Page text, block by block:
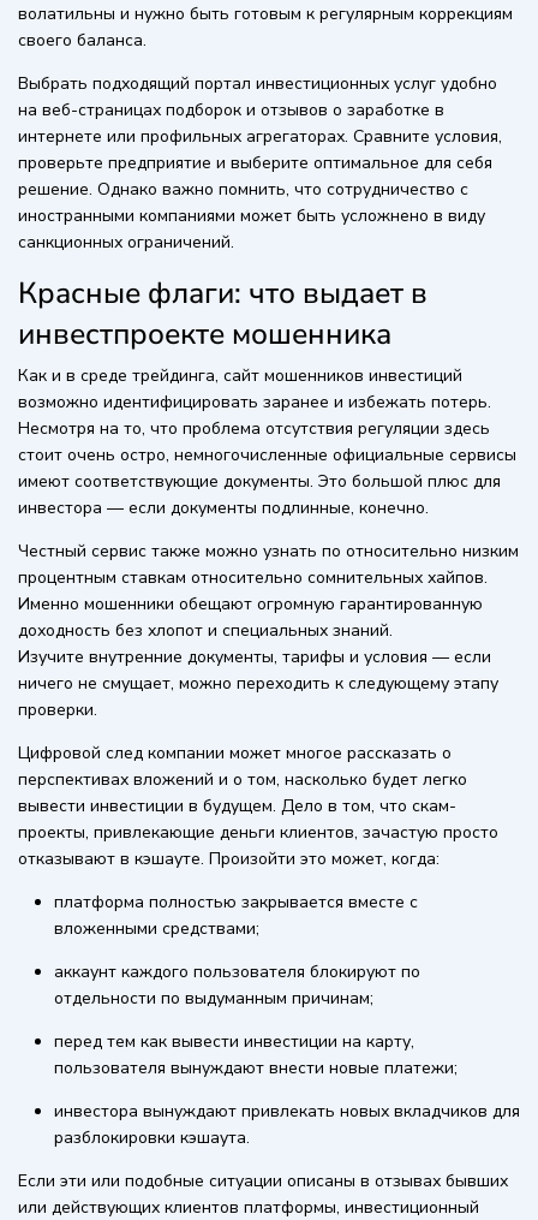
волатильны и нужно быть готовым к регулярным коррекциям
своего баланса.
Выбрать подходящий портал инвестиционных услуг удобно
на веб-страницах подборок и отзывов о заработке в
интернете или профильных агрегаторах. Сравните условия,
проверьте предприятие и выберите оптимальное для себя
решение. Однако важно помнить, что сотрудничество с
иностранными компаниями может быть усложнено в виду
санкционных ограничений.
Красные флаги: что выдает в
инвестпроекте мошенника
Как и в среде трейдинга, сайт мошенников инвестиций
возможно идентифицировать заранее и избежать потерь.
Несмотря на то, что проблема отсутствия регуляции здесь
стоит очень остро, немногочисленные официальные сервисы
имеют соответствующие документы. Это большой плюс для
инвестора — если документы подлинные, конечно.
Честный сервис также можно узнать по относительно низким
процентным ставкам относительно сомнительных хайпов.
Именно мошенники обещают огромную гарантированную
доходность без хлопот и специальных знаний.
Изучите внутренние документы, тарифы и условия — если
ничего не смущает, можно переходить к следующему этапу
проверки.
Цифровой след компании может многое рассказать о
перспективах вложений и о том, насколько будет легко
вывести инвестиции в будущем. Дело в том, что скам-
проекты, привлекающие деньги клиентов, зачастую просто
отказывают в кэшауте. Произойти это может, когда:
платформа полностью закрывается вместе с
вложенными средствами;
аккаунт каждого пользователя блокируют по
отдельности по выдуманным причинам;
перед тем как вывести инвестиции на карту,
пользователя вынуждают внести новые платежи;
инвестора вынуждают привлекать новых вкладчиков для
разблокировки кэшаута.
Если эти или подобные ситуации описаны в отзывах бывших
или действующих клиентов платформы, инвестиционный